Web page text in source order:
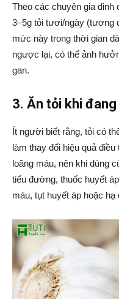
Theo các chuyên gia
3–5g tỏi tươi/ngày (tương
mức này trong thời gian
ngược lại, có thể ảnh
gan.
3. Ăn tỏi khi
Ít người biết rằng, tỏi có
làm thay đổi hiệu quả
loãng máu, nên khi dùng
tiểu đường, thuốc huyết
máu, tụt huyết áp hoặc